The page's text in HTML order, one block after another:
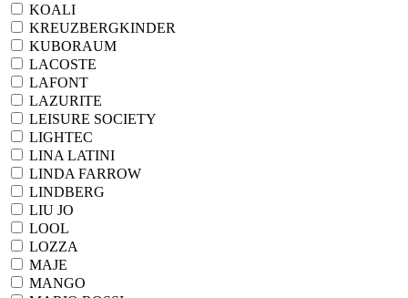
KOALI
KREUZBERGKINDER
KUBORAUM
LACOSTE
LAFONT
LAZURITE
LEISURE SOCIETY
LIGHTEC
LINA LATINI
LINDA FARROW
LINDBERG
LIU JO
LOOL
LOZZA
MAJE
MANGO